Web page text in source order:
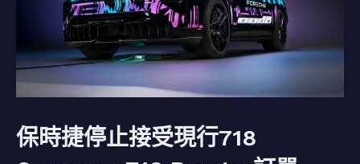
保時捷停止接受現行718